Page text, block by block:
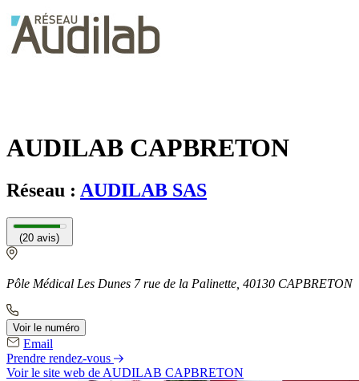
AUDILAB CAPBRETON
Réseau : AUDILAB SAS
(20 avis)
Pôle Médical Les Dunes 7 rue de la Palinette, 40130 CAPBRETON
Voir le numéro
Email
Prendre rendez-vous
Voir le site web de AUDILAB CAPBRETON